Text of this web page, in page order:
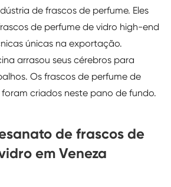
de frascos de perfume. Eles
de perfume de vidro high-end
únicas na exportação.
arrasou seus cérebros para
Os frascos de perfume de
foram criados neste pano de fundo.
de frascos de
em Veneza